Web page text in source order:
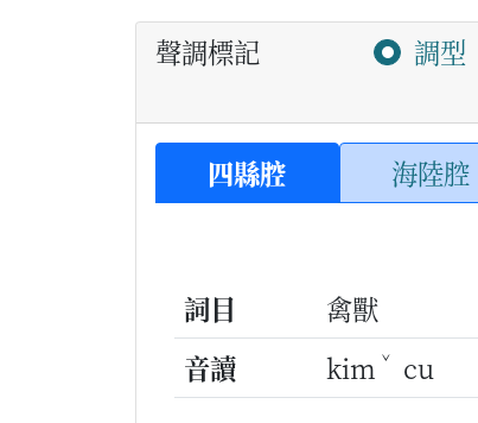
聲調標記 調型
四縣腔 海陸腔
詞目
禽獸
音讀
kim ˇ cu